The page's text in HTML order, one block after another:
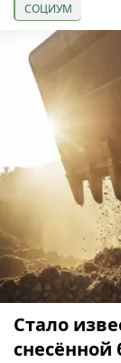
СОЦИУМ
Стало
снесённой